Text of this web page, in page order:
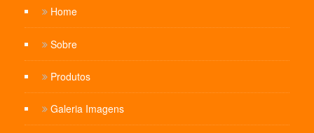
Home
Sobre
Produtos
Galeria Imagens